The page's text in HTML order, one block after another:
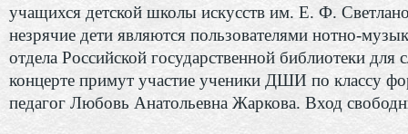
учащихся детской школы искусств им. Е. Ф.
незрячие дети являются пользователями нотно-
отдела Российской государственной библиотеки для
концерте примут участие ученики ДШИ по классу
педагог Любовь Анатольевна Жаркова. Вход